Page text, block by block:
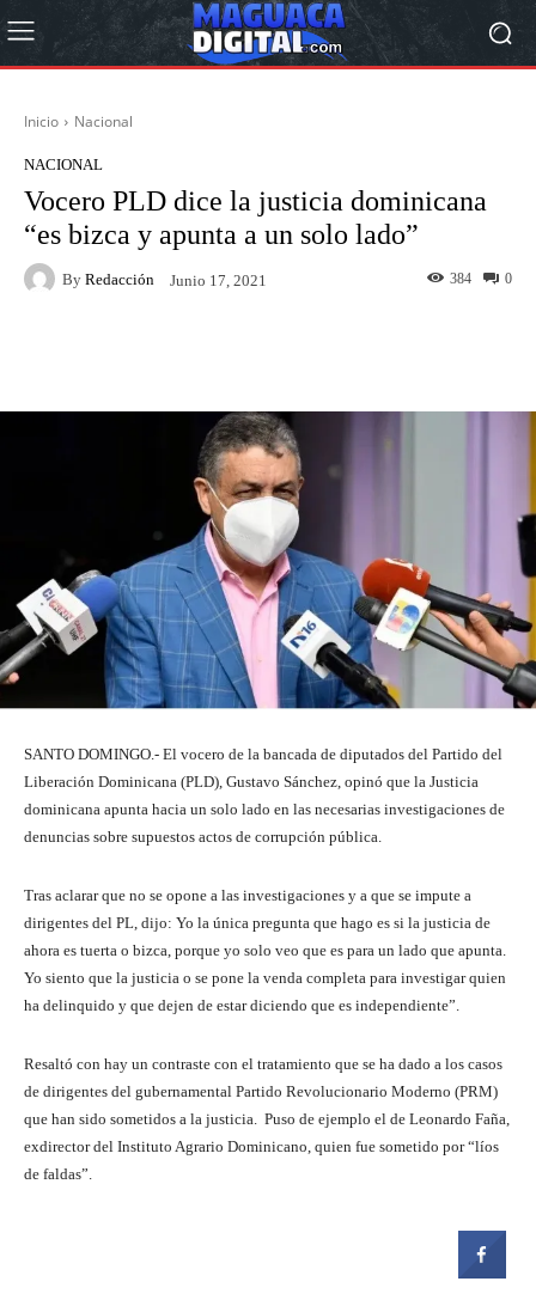
Inicio Nacional
NACIONAL
Vocero PLD dice la justicia dominicana
“es bizca y apunta a un solo lado”
By Redacción Junio 17, 2021 0
384
SANTO DOMINGO.- El vocero de la bancada de diputados del Partido del
Liberación Dominicana (PLD), Gustavo Sánchez, opinó que la Justicia
dominicana apunta hacia un solo lado en las necesarias investigaciones de
denuncias sobre supuestos actos de corrupción pública.
Tras aclarar que no se opone a las investigaciones y a que se impute a
dirigentes del PL, dijo: Yo la única pregunta que hago es si la justicia de
ahora es tuerta o bizca, porque yo solo veo que es para un lado que apunta.
Yo siento que la justicia o se pone la venda completa para investigar quien
ha delinquido y que dejen de estar diciendo que es independiente”.
Resaltó con hay un contraste con el tratamiento que se ha dado a los casos
de dirigentes del gubernamental Partido Revolucionario Moderno (PRM)
que han sido sometidos a la justicia. Puso de ejemplo el de Leonardo Faña,
exdirector del Instituto Agrario Dominicano, quien fue sometido por “líos
de faldas”.